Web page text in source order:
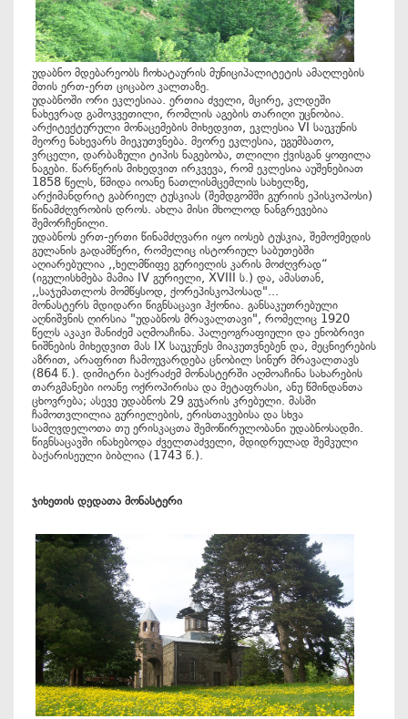
უდაბნო მდებარეობს ჩოხატაურის მუნიციპალიტეტის ამაღლების
მთის ერთ-ერთ ციცაბო კალთაზე.
უდაბნოში ორი ეკლესიაა. ერთია ძველი, მცირე, კლდეში
ნახევრად გამოკვეთილი, რომლის აგების თარიღი უცნობია.
არქიტექტურული მონაცემების მიხედვით, ეკლესია VI საუკუნის
მეორე ნახევარს მიეკუთვნება. მეორე ეკლესია, უგუმბათო,
ვრცელი, დარბაზული ტიპის ნაგებობა, თლილი ქვისგან ყოფილა
ნაგები. წარწერის მიხედვით ირკვევა, რომ ეკლესია აუშენებიათ
1858 წელს, წმიდა იოანე ნათლისმცემლის სახელზე,
არქიმანდრიტ გაბრიელ ტუსკიას (შემდგომში გურიის ეპისკოპოსი)
წინამძღვრობის დროს. ახლა მისი მხოლოდ ნანგრევებია
შემორჩენილი.
უდაბნოს ერთ-ერთი წინამძღვარი იყო იოსებ ტუსკია, შემოქმედის
გულანის გადამწერი, რომელიც ისტორიულ საბუთებში
აღიარებულია ,,ხელმწიფე გურიელის კარის მოძღვრად“
(იგულისხმება მამია IV გურიელი, XVIII ს.) და, ამასთან,
,,საჯუმათლოს მომწყსოდ, ქორეპისკოპოსად"...
მონასტერს მდიდარი წიგნსაცავი ჰქონია. განსაკუთრებული
აღნიშვნის ღირსია "უდაბნოს მრავალთავი", რომელიც 1920
წელს აკაკი შანიძემ აღმოაჩინა. პალეოგრაფიული და ენობრივი
ნიშნების მიხედვით მას IX საუკუნეს მიაკუთვნებენ და, მეცნიერების
აზრით, არაფრით ჩამოუვარდება ცნობილ სინურ მრავალთავს
(864 წ.). დიმიტრი ბაქრაძემ მონასტერში აღმოაჩინა სახარების
თარგმანები იოანე ოქროპირისა და მეტაფრასი, ანუ წმინდანთა
ცხოვრება; ასევე უდაბნოს 29 გუჯარის კრებული. მასში
ჩამოთვლილია გურიელების, ერისთავებისა და სხვა
სამღვდელოთა თუ ერისკაცთა შემოწირულობანი უდაბნოსადმი.
წიგნსაცავში ინახებოდა ძველთაძველი, მდიდრულად შემკული
ბაქარისეული ბიბლია (1743 წ.).
ჯიხეთის დედათა მონასტერი